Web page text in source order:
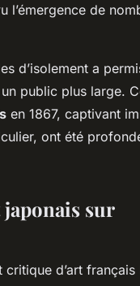
l’émergence de
d’isolement a
un public plus large.
en 1867, captivant
ont été
japonais sur
d’art